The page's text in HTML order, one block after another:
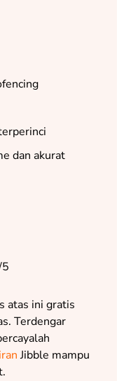
dan akurat
atas ini gratis
Terdengar
Jibble mampu